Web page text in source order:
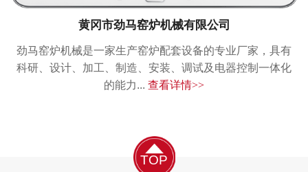
黄冈市劲马窑炉机械有限公司
劲马窑炉机械是一家生产窑炉配套设备的专业厂家，具有
科研、设计、加工、制造、安装、调试及电器控制一体化
的能力... 查看详情>>
TOP